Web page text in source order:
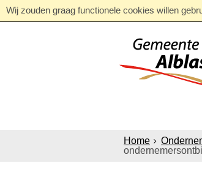
Wij zouden graag functionele cookies willen
Home